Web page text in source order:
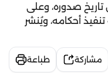
تاريخ صدوره، وعلى
أحكامه، ويُنشر
مشاركة طباعة